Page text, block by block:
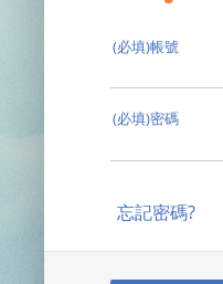
(必填)帳號
(必填)密碼
忘記密碼?